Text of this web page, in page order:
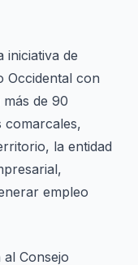
iniciativa de
Occidental con
de 90
comarcales,
la entidad
empleo
Consejo